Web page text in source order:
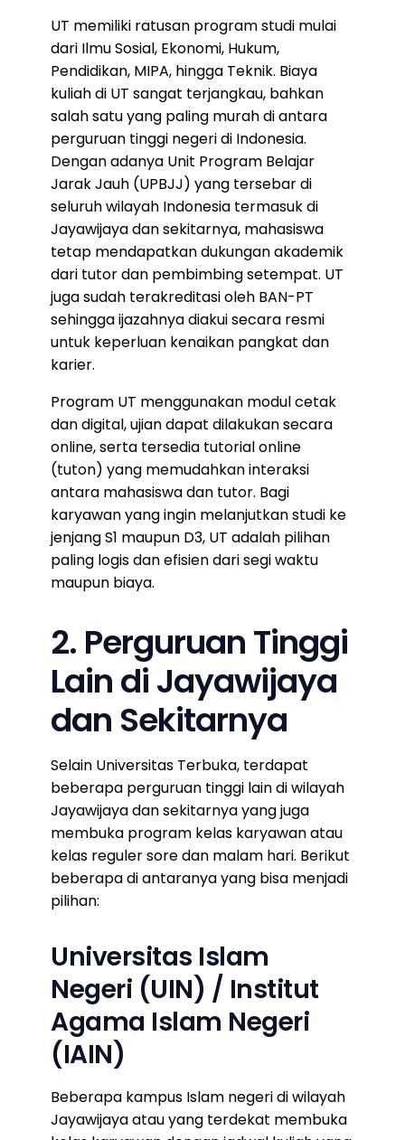
UT memiliki ratusan program studi mulai
dari Ilmu Sosial, Ekonomi, Hukum,
Pendidikan, MIPA, hingga Teknik. Biaya
kuliah di UT sangat terjangkau, bahkan
salah satu yang paling murah di antara
perguruan tinggi negeri di Indonesia.
Dengan adanya Unit Program Belajar
Jarak Jauh (UPBJJ) yang tersebar di
seluruh wilayah Indonesia termasuk di
Jayawijaya dan sekitarnya, mahasiswa
tetap mendapatkan dukungan akademik
dari tutor dan pembimbing setempat. UT
juga sudah terakreditasi oleh BAN-PT
sehingga ijazahnya diakui secara resmi
untuk keperluan kenaikan pangkat dan
karier.
Program UT menggunakan modul cetak
dan digital, ujian dapat dilakukan secara
online, serta tersedia tutorial online
(tuton) yang memudahkan interaksi
antara mahasiswa dan tutor. Bagi
karyawan yang ingin melanjutkan studi ke
jenjang S1 maupun D3, UT adalah pilihan
paling logis dan efisien dari segi waktu
maupun biaya.
2. Perguruan Tinggi
Lain di Jayawijaya
dan Sekitarnya
Selain Universitas Terbuka, terdapat
beberapa perguruan tinggi lain di wilayah
Jayawijaya dan sekitarnya yang juga
membuka program kelas karyawan atau
kelas reguler sore dan malam hari. Berikut
beberapa di antaranya yang bisa menjadi
pilihan:
Universitas Islam
Negeri (UIN) / Institut
Agama Islam Negeri
(IAIN)
Beberapa kampus Islam negeri di wilayah
Jayawijaya atau yang terdekat membuka